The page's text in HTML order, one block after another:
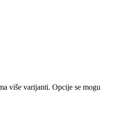
više varijanti. Opcije se mogu